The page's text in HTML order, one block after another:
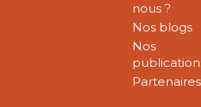
nous ?
Nos blogs
Nos
Partenaires